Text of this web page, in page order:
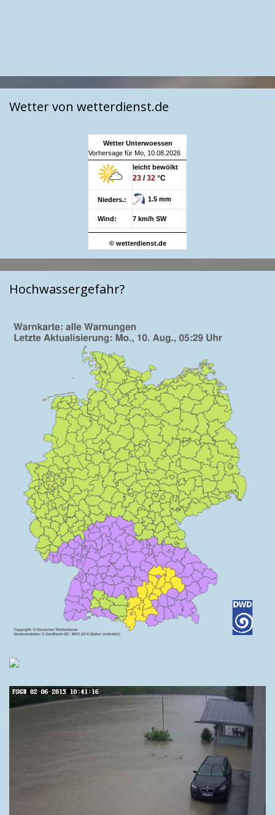
Wetter von wetterdienst.de
Wetter Unterwoessen
Vorhersage für Mo, 10.08.2026
leicht bewölkt
23 /32 °C
Nieders.: 1.5 mm
Wind: 7 km/h SW
© wetterdienst.de
Hochwassergefahr?